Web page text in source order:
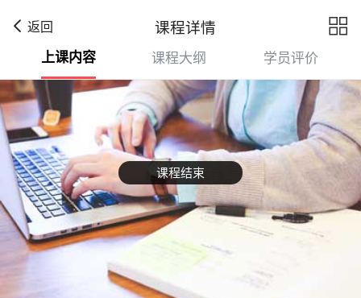
返回 课程详情 
课程结束
上课内容 课程大纲 学员评价